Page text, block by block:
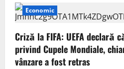
o
n
Economic
Criză la FIFA: UEFA declară
privind Cupele Mondiale,
vânzare a fost retras